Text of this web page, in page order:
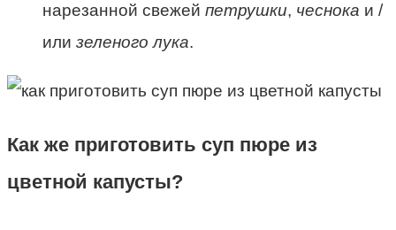
нарезанной свежей петрушки, чеснока и /
или зеленого лука.
Как же приготовить суп пюре из
цветной капусты?